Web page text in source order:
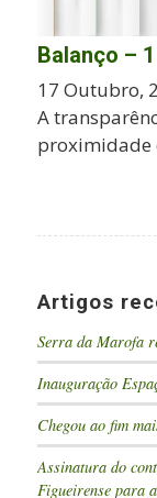
Balanço –
17 Outubro,
A
proximidade
Artigos
Serra da Marofa
Inauguração
Chegou ao fim
Assinatura do
Figueirense para